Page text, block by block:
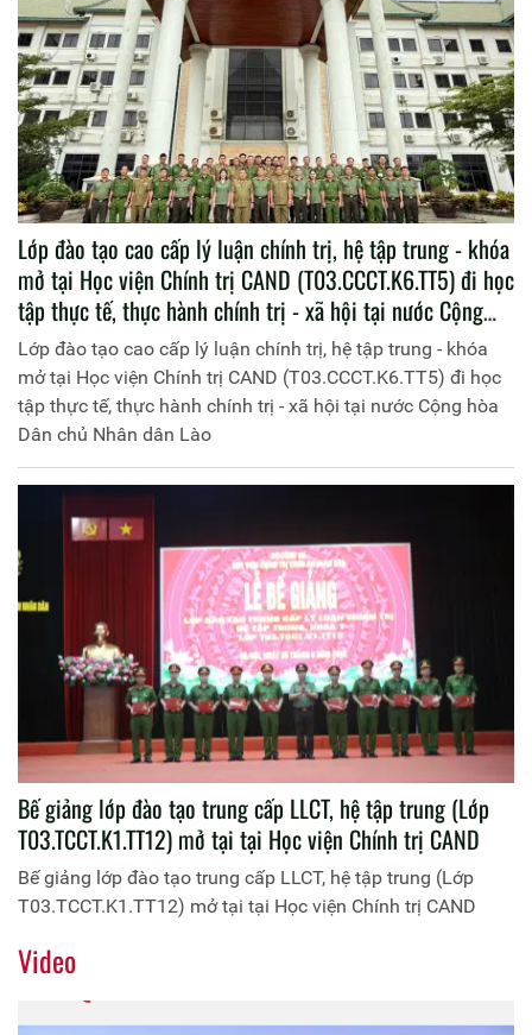
Lớp đào tạo cao cấp lý luận chính trị, hệ tập trung - khóa
mở tại Học viện Chính trị CAND (T03.CCCT.K6.TT5) đi học
tập thực tế, thực hành chính trị - xã hội tại nước Cộng
hòa Dân chủ Nhân dân Lào
Lớp đào tạo cao cấp lý luận chính trị, hệ tập trung - khóa
mở tại Học viện Chính trị CAND (T03.CCCT.K6.TT5) đi học
tập thực tế, thực hành chính trị - xã hội tại nước Cộng hòa
Dân chủ Nhân dân Lào
Bế giảng lớp đào tạo trung cấp LLCT, hệ tập trung (Lớp
T03.TCCT.K1.TT12) mở tại tại Học viện Chính trị CAND
Bế giảng lớp đào tạo trung cấp LLCT, hệ tập trung (Lớp
T03.TCCT.K1.TT12) mở tại tại Học viện Chính trị CAND
Video